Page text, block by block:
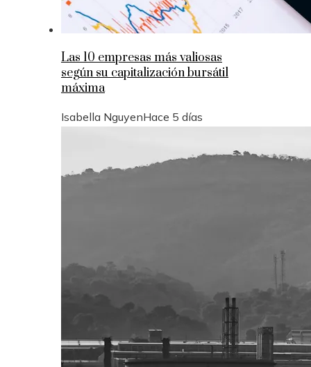
Las 10 empresas más valiosas
según su capitalización bursátil
máxima
Isabella NguyenHace 5 días